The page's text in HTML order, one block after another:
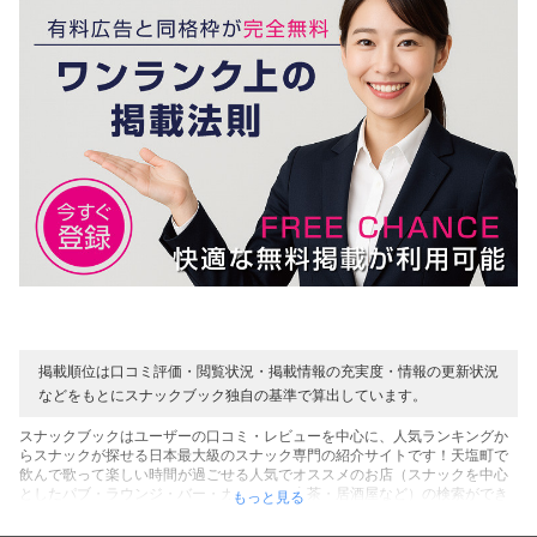
掲載順位は口コミ評価・閲覧状況・掲載情報の充実度・情報の更新状況
などをもとにスナックブック独自の基準で算出しています。
スナックブックはユーザーの口コミ・レビューを中心に、人気ランキングか
らスナックが探せる日本最大級のスナック専門の紹介サイトです！天塩町で
飲んで歌って楽しい時間が過ごせる人気でオススメのお店（スナックを中心
としたパブ・ラウンジ・バー・カラオケ・喫茶・居酒屋など）の検索ができ
表示順でのスナック人気ランキングなど、天塩町にあるお店探しに役立つコ
もっと見る